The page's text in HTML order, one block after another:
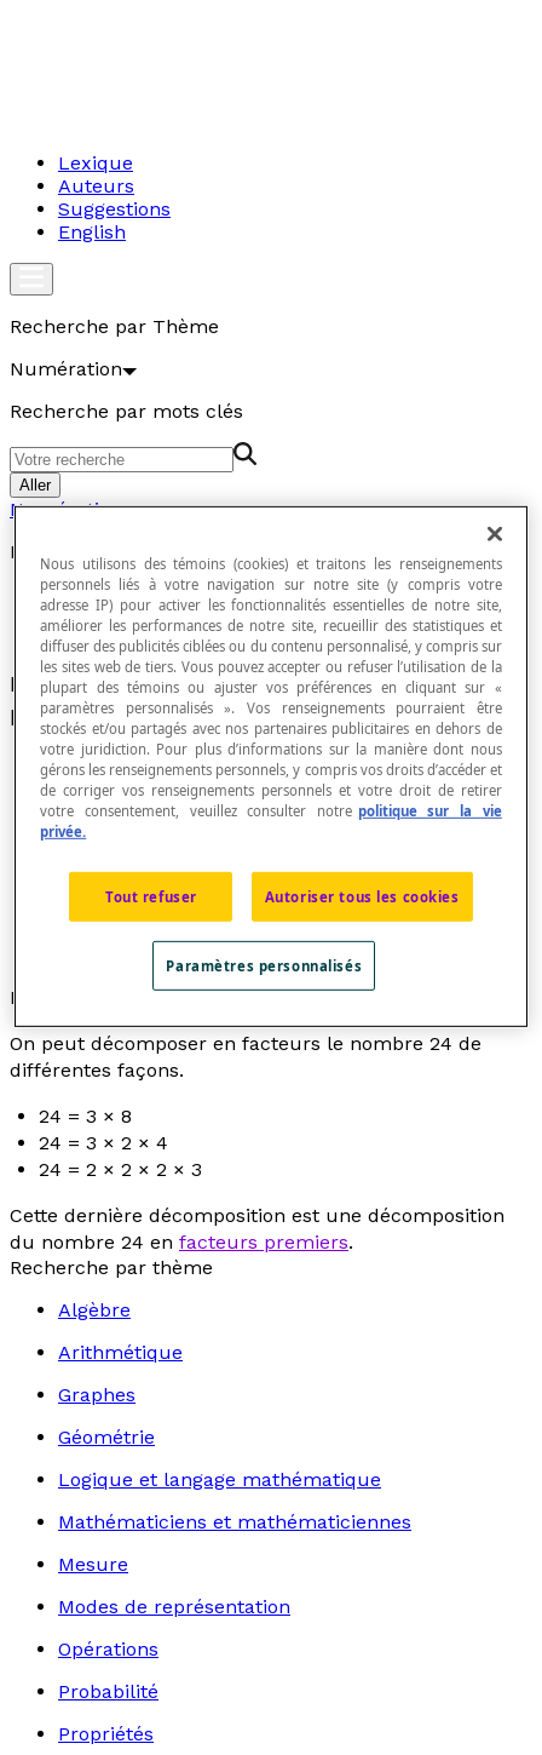
Lexique
Auteurs
Suggestions
English
Recherche par Thème
Numération
Recherche par mots clés
Aller
Numération
Décomposition d'un nombre en facteurs
Représentation de ce nombre sous la forme d'un
produit de certains de sesdiviseurs entiers.
Dans l'opération 6 × 4 = 24, les nombres 6 et 4
portent le nom de
produit.
Le terme diviseur correspond à l'un des nombres
qui divisent entièrement un autre nombre. Exemple
: Le nombre 6 est un diviseur de 18, car : 18 ÷ 6 = 3
Exemples
On peut décomposer en facteurs le nombre 24 de
différentes façons.
24 = 3 × 8
24 = 3 × 2 × 4
24 = 2 × 2 × 2 × 3
Cette dernière décomposition est une décomposition
du nombre 24 en facteurs premiers.
Recherche par thème
Algèbre
Arithmétique
Graphes
Géométrie
Logique et langage mathématique
Mathématiciens et mathématiciennes
Mesure
Modes de représentation
Opérations
Probabilité
Propriétés
Nous utilisons des témoins (cookies) et traitons les renseignements
personnels liés à votre navigation sur notre site (y compris votre
adresse IP) pour activer les fonctionnalités essentielles de notre site,
améliorer les performances de notre site, recueillir des statistiques et
diffuser des publicités ciblées ou du contenu personnalisé, y compris sur
les sites web de tiers. Vous pouvez accepter ou refuser l’utilisation de la
plupart des témoins ou ajuster vos préférences en cliquant sur «
paramètres personnalisés ». Vos renseignements pourraient être
stockés et/ou partagés avec nos partenaires publicitaires en dehors de
votre juridiction. Pour plus d’informations sur la manière dont nous
gérons les renseignements personnels, y compris vos droits d’accéder et
de corriger vos renseignements personnels et votre droit de retirer
votre consentement, veuillez consulter notre politique sur la vie
privée.
Tout refuser Autoriser tous les cookies
Paramètres personnalisés